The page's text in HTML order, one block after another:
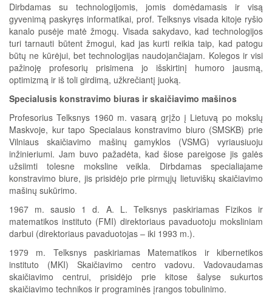
Dirbdamas su technologijomis, jomis domėdamasis ir visą
gyvenimą paskyręs informatikai, prof. Telksnys visada kitoje ryšio
kanalo pusėje matė žmogų. Visada sakydavo, kad technologijos
turi tarnauti būtent žmogui, kad jas kurti reikia taip, kad patogu
būtų ne kūrėjui, bet technologijas naudojančiajam. Kolegos ir visi
pažinoję profesorių prisimena jo išskirtinį humoro jausmą,
optimizmą ir iš toli girdimą, užkrečiantį juoką.
Specialusis konstravimo biuras ir skaičiavimo mašinos
Profesorius Telksnys 1960 m. vasarą grįžo į Lietuvą po mokslų
Maskvoje, kur tapo Specialaus konstravimo biuro (SMSKB) prie
Vilniaus skaičiavimo mašinų gamyklos (VSMG) vyriausiuoju
inžinieriumi. Jam buvo pažadėta, kad šiose pareigose jis galės
užsiimti tolesne moksline veikla. Dirbdamas specialiajame
konstravimo biure, jis prisidėjo prie pirmųjų lietuviškų skaičiavimo
mašinų sukūrimo.
1967 m. sausio 1 d. A. L. Telksnys paskiriamas Fizikos ir
matematikos instituto (FMI) direktoriaus pavaduotoju moksliniam
darbui (direktoriaus pavaduotojas – iki 1993 m.).
1979 m. Telksnys paskiriamas Matematikos ir kibernetikos
instituto (MKI) Skaičiavimo centro vadovu. Vadovaudamas
skaičiavimo centrui, prisidėjo prie kitose šalyse sukurtos
skaičiavimo technikos ir programinės įrangos tobulinimo.